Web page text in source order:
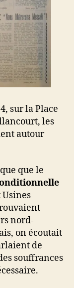
sur la Place
les
autour
que le
nord-
on écoutait
de
souffrances